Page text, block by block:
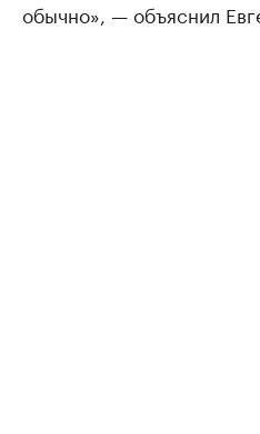
обычно», — объяснил